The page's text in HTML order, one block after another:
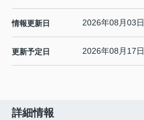
情報更新日 2026年08月03日
更新予定日 2026年08月17日
詳細情報